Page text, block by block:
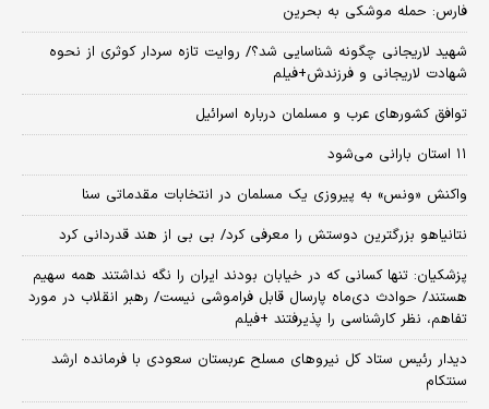
فارس: حمله موشکی به بحرین
شهید لاریجانی چگونه شناسایی شد؟/ روایت تازه سردار کوثری از نحوه
شهادت لاریجانی و فرزندش+فیلم
توافق کشورهای عرب و مسلمان درباره اسرائیل
۱۱ استان بارانی می‌شود
واکنش «ونس» به پیروزی یک مسلمان در انتخابات مقدماتی سنا
نتانیاهو بزرگترین دوستش را معرفی کرد/ بی بی از هند قدردانی کرد
پزشکیان: تنها کسانی که در خیابان بودند ایران را نگه نداشتند همه سهیم
هستند/ حوادث دی‌ماه پارسال قابل فراموشی نیست/ رهبر انقلاب در مورد
تفاهم، نظر کارشناسی را پذیرفتند +فیلم
دیدار رئیس ستاد کل نیروهای مسلح عربستان سعودی با فرمانده ارشد
سنتکام